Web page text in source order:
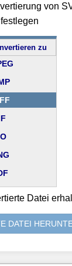
von
festlegen
zu
Datei
DATEI